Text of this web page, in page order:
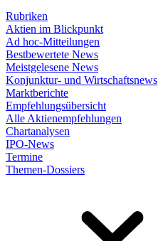
Rubriken
Aktien im Blickpunkt
Ad hoc-Mitteilungen
Bestbewertete News
Meistgelesene News
Konjunktur- und Wirtschaftsnews
Marktberichte
Empfehlungsübersicht
Alle Aktienempfehlungen
Chartanalysen
IPO-News
Termine
Themen-Dossiers